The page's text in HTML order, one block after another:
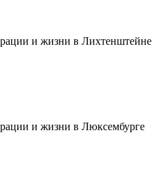
и жизни в Лихтенштейне
и жизни в Люксембурге